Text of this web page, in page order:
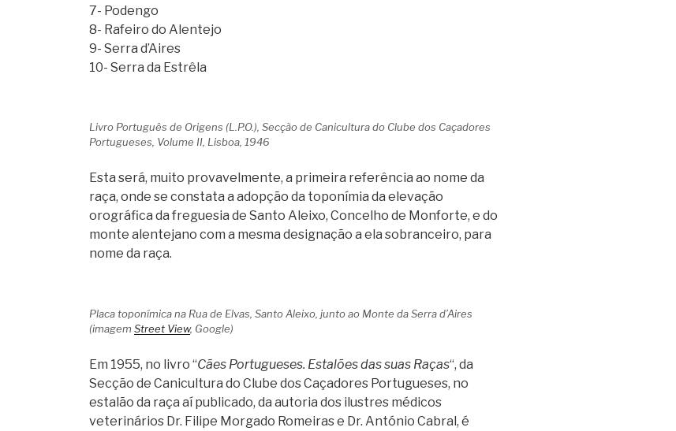
7- Podengo
8- Rafeiro do Alentejo
9- Serra d’Aires
10- Serra da Estrêla
Livro Português de Origens (L.P.O.), Secção de Canicultura do Clube dos Caçadores
Portugueses, Volume II, Lisboa, 1946
Esta será, muito provavelmente, a primeira referência ao nome da
raça, onde se constata a adopção da toponímia da elevação
orográfica da freguesia de Santo Aleixo, Concelho de Monforte, e do
monte alentejano com a mesma designação a ela sobranceiro, para
nome da raça.
Placa toponímica na Rua de Elvas, Santo Aleixo, junto ao Monte da Serra d’Aires
(imagem Street View, Google)
Em 1955, no livro “Cães Portugueses. Estalões das suas Raças“, da
Secção de Canicultura do Clube dos Caçadores Portugueses, no
estalão da raça aí publicado, da autoria dos ilustres médicos
veterinários Dr. Filipe Morgado Romeiras e Dr. António Cabral, é